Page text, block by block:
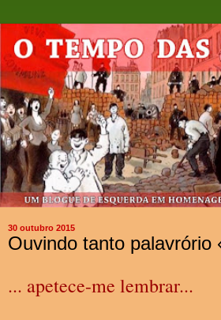
30 outubro 2015
Ouvindo tanto palavrório
... apetece-me lembrar...